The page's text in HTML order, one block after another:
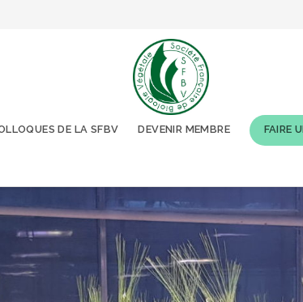
DE LA SFBV DEVENIR MEMBRE FAIRE